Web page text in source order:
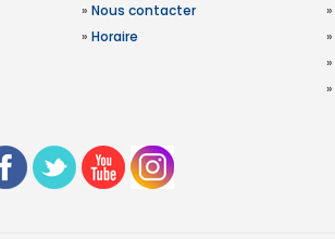
» Nous contacter
» Horaire
»
»
»
»